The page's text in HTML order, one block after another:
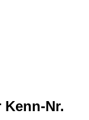
Nr.